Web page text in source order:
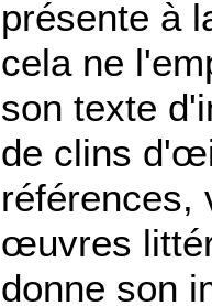
présente à
cela ne
son texte
de clins
références,
œuvres
donne son